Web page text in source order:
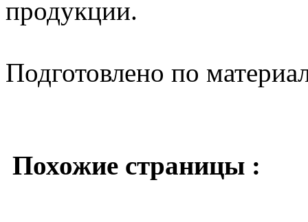
продукции.
Подготовлено по
Похожие страницы :